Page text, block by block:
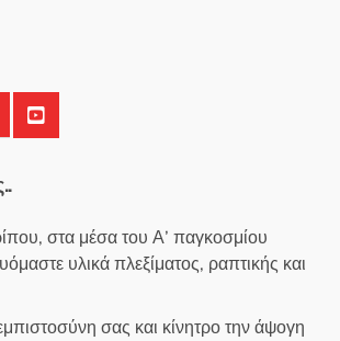
στα μέσα του Α’ παγκοσμίου
υλικά πλεξίματος, ραπτικής και
σας και κίνητρο την άψογη